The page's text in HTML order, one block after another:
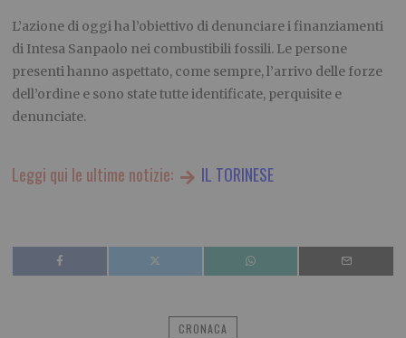
L’azione di oggi ha l’obiettivo di denunciare i finanziamenti
di Intesa Sanpaolo nei combustibili fossili. Le persone
presenti hanno aspettato, come sempre, l’arrivo delle forze
dell’ordine e sono state tutte identificate, perquisite e
denunciate.
Leggi qui le ultime notizie: IL TORINESE
CRONACA